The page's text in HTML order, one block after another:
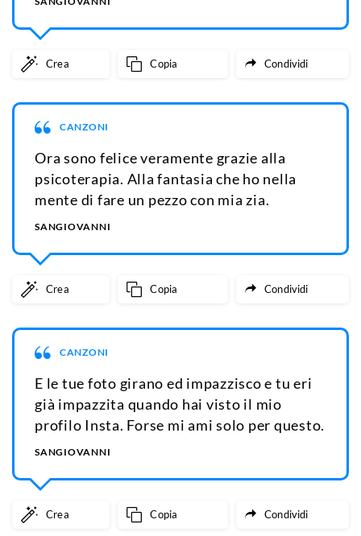
Crea Copia Condividi
CANZONI
Ora sono felice veramente grazie alla
psicoterapia. Alla fantasia che ho nella
mente di fare un pezzo con mia zia.
SANGIOVANNI
Crea Copia Condividi
CANZONI
E le tue foto girano ed impazzisco e tu eri
già impazzita quando hai visto il mio
profilo Insta. Forse mi ami solo per questo.
SANGIOVANNI
Crea Copia Condividi